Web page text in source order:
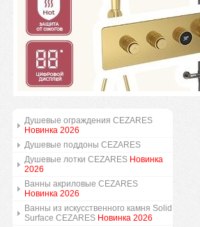
Душевые ограждения CEZARES
Новинка 2026
Душевые поддоны CEZARES
Душевые лотки CEZARES Новинка
2026
Ванны акриловые CEZARES
Новинка 2026
Ванны из искусственного камня Solid
Surface CEZARES Новинка 2026